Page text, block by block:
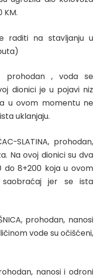
KM.
raditi na stavljanju u
je prohodan , voda se
dionici je u pojavi niz
u ovom momentu ne
uklanjaju.
SLATINA, prohodan,
Na ovoj dionici su dva
do 8+200 koja u ovom
saobraćaj jer se ista
prohodan, nanosi
vode su očišćeni,
nanosi i odroni